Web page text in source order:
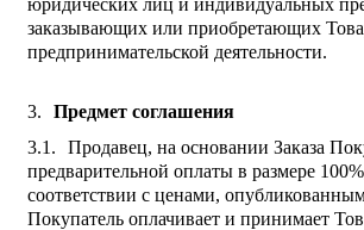
заказывающих или приобретающих
предпринимательской деятельности.
Предмет соглашения
Продавец, на основании Заказа
предварительной оплаты в размере
соответствии с ценами,
Покупатель оплачивает и принимает